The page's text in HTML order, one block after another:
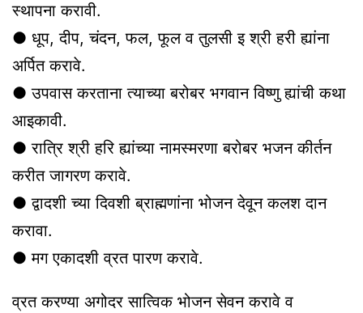
स्थापना करावी.
● धूप, दीप, चंदन, फल, फूल व तुलसी इ श्री हरी ह्यांना
अर्पित करावे.
● उपवास करताना त्याच्या बरोबर भगवान विष्णु ह्यांची कथा
आइकावी.
● रात्रि श्री हरि ह्यांच्या नामस्मरणा बरोबर भजन कीर्तन
करीत जागरण करावे.
● द्वादशी च्या दिवशी ब्राह्मणांना भोजन देवून कलश दान
करावा.
● मग एकादशी व्रत पारण करावे.
व्रत करण्या अगोदर सात्विक भोजन सेवन करावे व